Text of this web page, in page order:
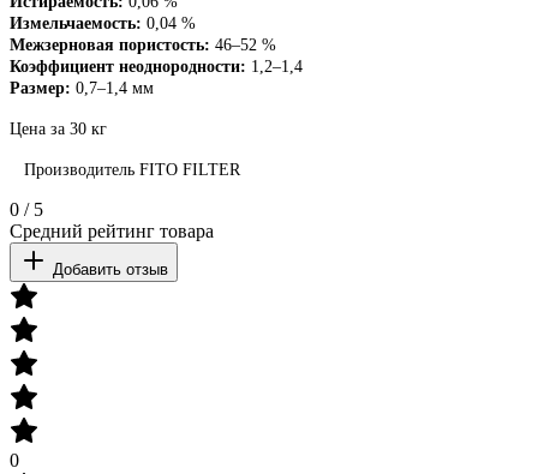
Измельчаемость: 0, 04 %
Межзерновая пористость: 46–52 %
Коэффициент неоднородности: 1, 2–1, 4
Размер: 0,7–1,4 мм
Цена за 30 кг
Производитель FITO FILTER
0 / 5
Средний рейтинг товара
Добавить отзыв
0